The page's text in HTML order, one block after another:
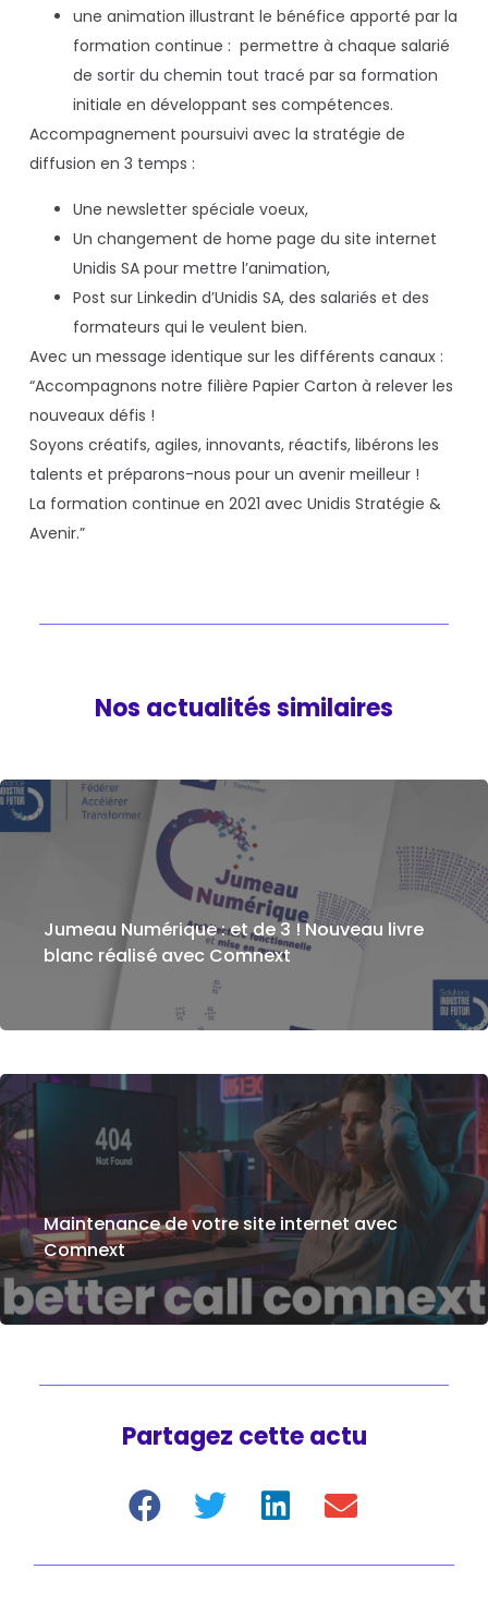
une animation illustrant le bénéfice apporté par la
formation continue : permettre à chaque salarié
de sortir du chemin tout tracé par sa formation
initiale en développant ses compétences.
Accompagnement poursuivi avec la stratégie de
diffusion en 3 temps :
Une newsletter spéciale voeux,
Un changement de home page du site internet
Unidis SA pour mettre l’animation,
Post sur Linkedin d’Unidis SA, des salariés et des
formateurs qui le veulent bien.
Avec un message identique sur les différents canaux :
“Accompagnons notre filière Papier Carton à relever les
nouveaux défis !
Soyons créatifs, agiles, innovants, réactifs, libérons les
talents et préparons-nous pour un avenir meilleur !
La formation continue en 2021 avec Unidis Stratégie &
Avenir.”
Nos actualités similaires
Jumeau Numérique : et de 3 ! Nouveau livre
blanc réalisé avec Comnext
Maintenance de votre site internet avec
Comnext
Partagez cette actu